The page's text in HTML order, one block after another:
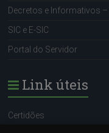
Decretos e Informativos –
SIC e E-SIC
Portal do Servidor
Link úteis
Certidões